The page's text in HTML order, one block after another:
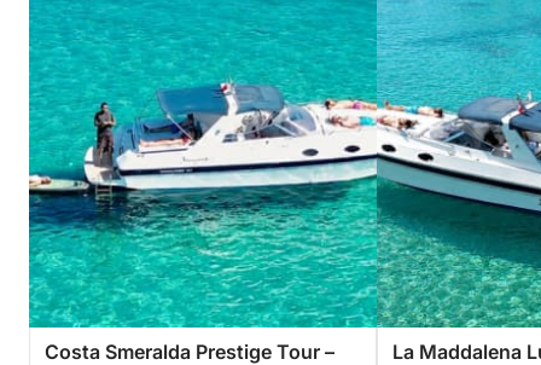
Costa Smeralda Prestige Tour –
La Maddalena